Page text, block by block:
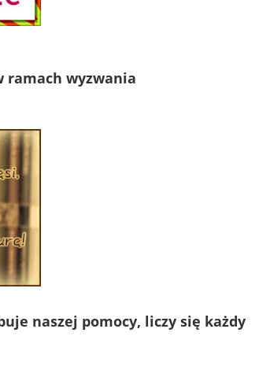
ramach wyzwania
naszej pomocy, liczy się każdy